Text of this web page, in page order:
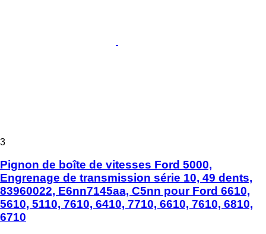
3
Pignon de boîte de vitesses Ford 5000,
Engrenage de transmission série 10, 49 dents,
83960022, E6nn7145aa, C5nn pour Ford 6610,
5610, 5110, 7610, 6410, 7710, 6610, 7610, 6810,
6710